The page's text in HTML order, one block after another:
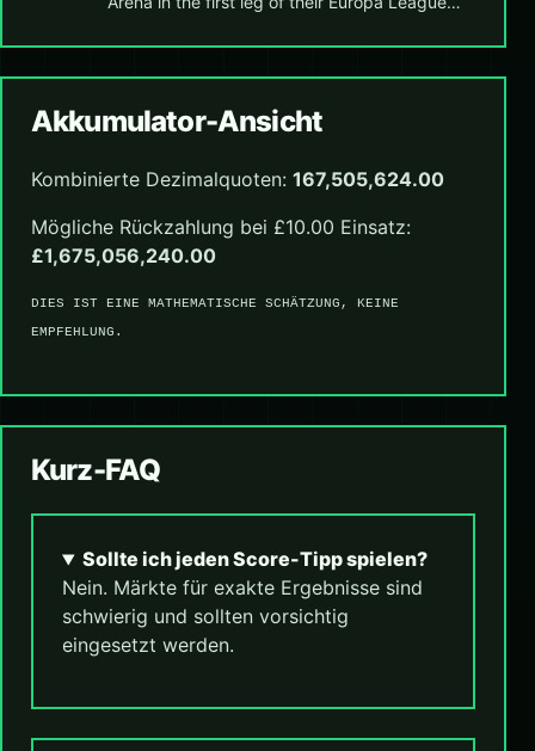
Akkumulator-Ansicht
Kombinierte Dezimalquoten: 167,505,624.00
Mögliche Rückzahlung bei £10.00 Einsatz:
£1,675,056,240.00
DIES IST EINE MATHEMATISCHE SCHÄTZUNG, KEINE
EMPFEHLUNG.
Kurz-FAQ
Sollte ich jeden Score-Tipp spielen?
Nein. Märkte für exakte Ergebnisse sind
schwierig und sollten vorsichtig
eingesetzt werden.